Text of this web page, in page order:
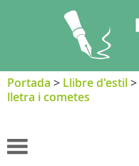
de Sant
Andreu de
Llavaneres
Portada > Llibre d'estil>
lletra i cometes